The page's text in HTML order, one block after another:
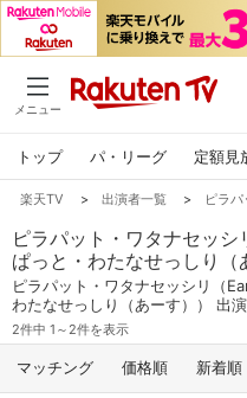
メニュー
トップ パ・リーグ 定額見
楽天TV > 出演者一覧 > ピラ
ピラパット・ワタナセッ
ぱっと・わたなせっしり（
ピラパット・ワタナセッシリ（
わたなせっしり（あーす）） 出
2件中 1～2件を表示
マッチング 価格順 新着順